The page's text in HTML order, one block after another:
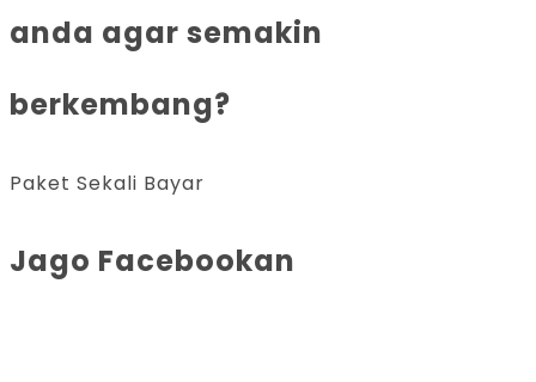
anda agar semakin
berkembang?
Paket Sekali Bayar
Jago Facebookan